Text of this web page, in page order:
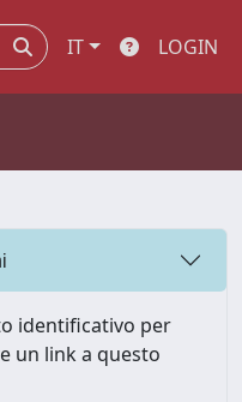
IT LOGIN
identificativo per
un link a questo